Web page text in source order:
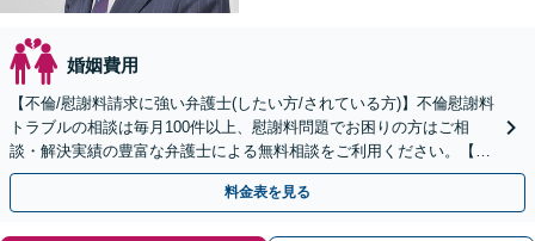
婚姻費用
【不倫/慰謝料請求に強い弁護士(したい方/されている方)】不倫慰謝料
トラブルの相談は毎月100件以上、慰謝料問題でお困りの方はご相
談・解決実績の豊富な弁護士による無料相談をご利用ください。【不
倫相談は初回0円】【宮城県全域対応】
料金表を見る